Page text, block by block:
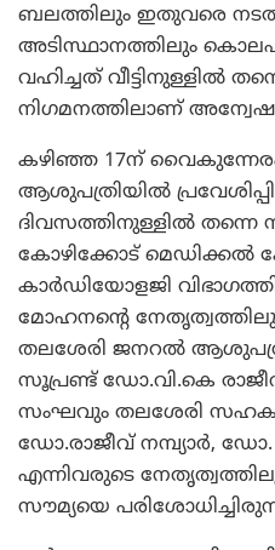
ബലത്തിലും ഇതുവരെ
അടിസ്ഥാനത്തിലും
വഹിച്ചത് വീട്ടിനുള്ളില്‍
നിഗമനത്തിലാണ്
കഴിഞ്ഞ 17ന്
ആശുപത്രിയില്‍
ദിവസത്തിനുള്ളില്‍ തന്നെ
കോഴിക്കോട് മെഡിക്കല്‍
കാര്‍ഡിയോളജി
മോഹനന്റെ
തലശേരി ജനറല്‍
സൂപ്രണ്ട് ഡോ.വി.കെ
സംഘവും തലശേരി
ഡോ.രാജീവ് നമ്പ്യാര്‍, ഡോ.
എന്നിവരുടെ
സൗമ്യയെ